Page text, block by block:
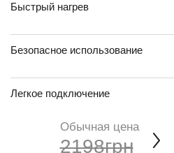
Быстрый нагрев
Безопасное использование
Легкое подключение
Обычная цена
2198грн